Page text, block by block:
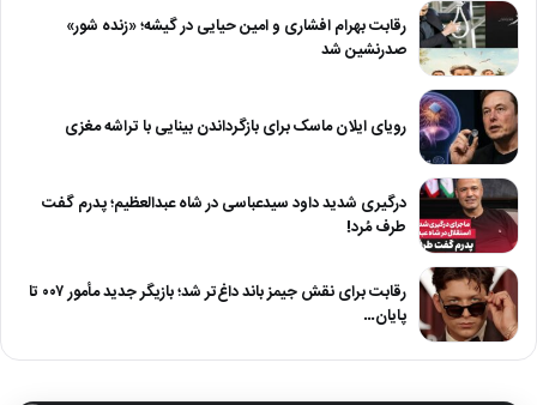
رقابت بهرام افشاری و امین حیایی در گیشه؛ «زنده شور»
صدرنشین شد
رویای ایلان ماسک برای بازگرداندن بینایی با تراشه مغزی
درگیری شدید داود سیدعباسی در شاه عبدالعظیم؛ پدرم گفت
طرف مُرد!
رقابت برای نقش جیمز باند داغ‌تر شد؛ بازیگر جدید مأمور ۰۰۷ تا
پایان…